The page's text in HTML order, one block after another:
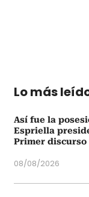
Lo más
Así fue la
Espriella
Primer
08/08/2026